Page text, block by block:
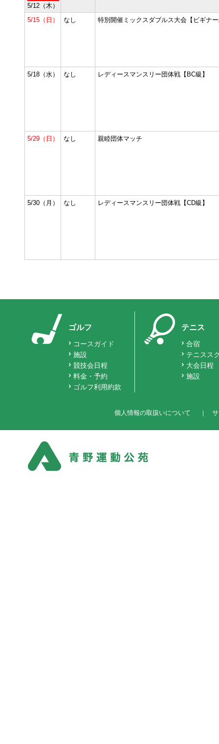
5/12（木）
5/15（日） なし 特別開催ミックスダブルス大会【ビギナ
5/18（水） なし レディースマンスリー団体戦【BC級】
5/29（日） なし 親睦団体マッチ
5/30（月） なし レディースマンスリー団体戦【CD級】
ゴルフ
コースガイド
施設
競技会日程
料金・予約
ゴルフ利用約款
テニス
合宿
テニスス
大会日程
施設
個人情報の取扱いについて